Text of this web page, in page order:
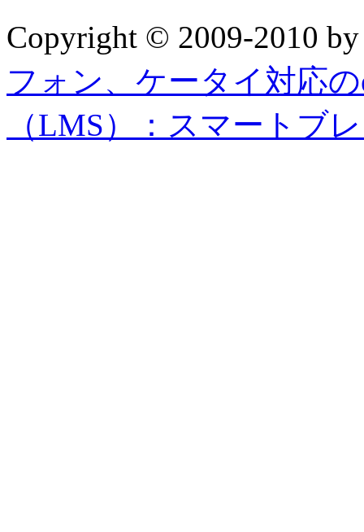
Copyright © 2009-2010
フォン、ケータイ対応
（LMS）：スマートブ